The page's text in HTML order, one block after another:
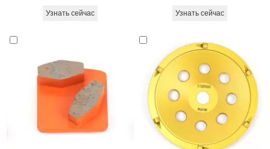
shose
Узнать сейчас Узнать сейчас